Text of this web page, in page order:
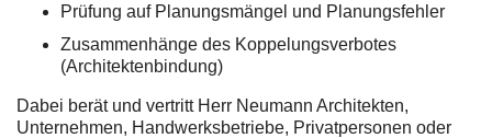
Prüfung auf Planungsmängel und Planungsfehler
Zusammenhänge des Koppelungsverbotes
(Architektenbindung)
Dabei berät und vertritt Herr Neumann Architekten,
Unternehmen, Handwerksbetriebe, Privatpersonen oder